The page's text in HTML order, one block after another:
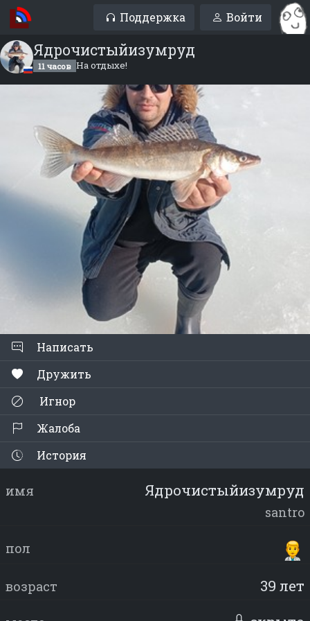
Поддержка Войти
Ядрочистыйизумруд
11 часов На отдыхе!
Написать
Дружить
Игнор
Жалоба
История
имя Ядрочистыйизумруд
santro
пол
возраст 39 лет